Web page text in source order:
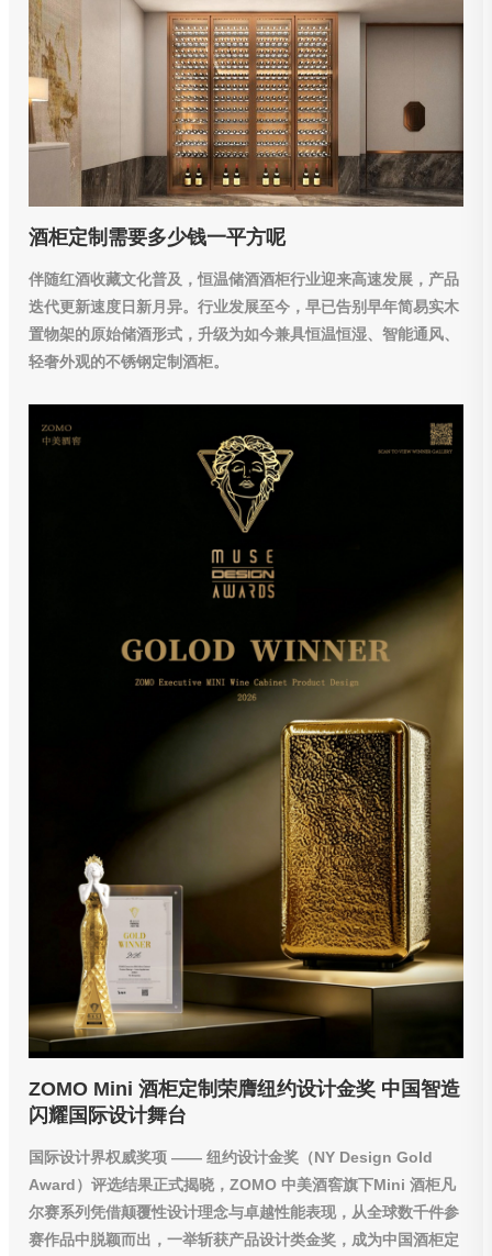
酒柜定制需要多少钱一平方呢
伴随红酒收藏文化普及，恒温储酒酒柜行业迎来高速发展，产品
迭代更新速度日新月异。行业发展至今，早已告别早年简易实木
置物架的原始储酒形式，升级为如今兼具恒温恒湿、智能通风、
轻奢外观的不锈钢定制酒柜。
ZOMO Mini 酒柜定制荣膺纽约设计金奖 中国智造
闪耀国际设计舞台
国际设计界权威奖项 —— 纽约设计金奖（NY Design Gold
Award）评选结果正式揭晓，ZOMO 中美酒窖旗下Mini 酒柜凡
尔赛系列凭借颠覆性设计理念与卓越性能表现，从全球数千件参
赛作品中脱颖而出，一举斩获产品设计类金奖，成为中国酒柜定